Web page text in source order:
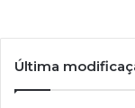
Última